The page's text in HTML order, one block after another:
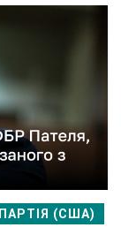
(США)